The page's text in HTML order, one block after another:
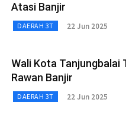
Atasi Banjir
DAERAH 3T 22 Jun 2025
Wali Kota Tanjungbalai
Rawan Banjir
DAERAH 3T 22 Jun 2025